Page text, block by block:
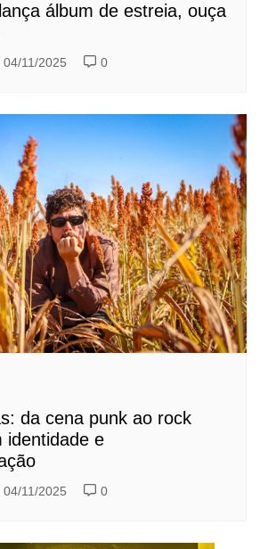
álbum de estreia, ouça
04/11/2025 0
da cena punk ao rock
identidade e
04/11/2025 0